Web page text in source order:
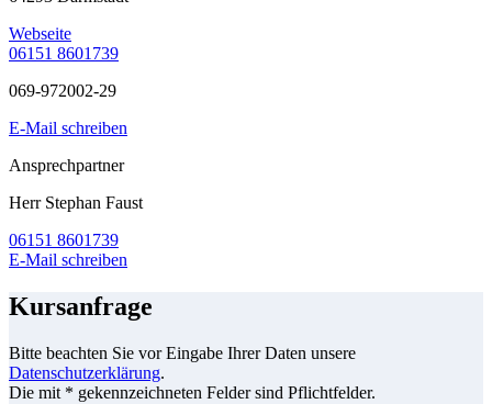
Webseite
06151 8601739
069-972002-29
E-Mail schreiben
Ansprechpartner
Herr Stephan Faust
06151 8601739
E-Mail schreiben
Kursanfrage
Bitte beachten Sie vor Eingabe Ihrer Daten unsere
Datenschutzerklärung.
Die mit * gekennzeichneten Felder sind Pflichtfelder.